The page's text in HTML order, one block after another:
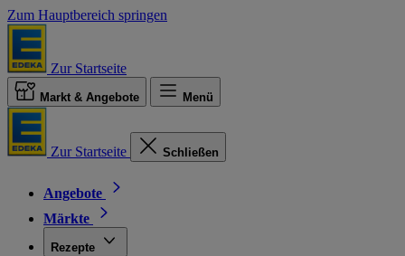
Zum Hauptbereich springen
Zur Startseite
Markt & Angebote Menü
Zur Startseite Schließen
Angebote
Märkte
Rezepte